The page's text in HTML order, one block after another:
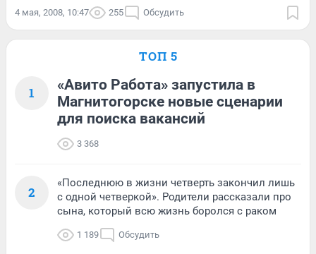
4 мая, 2008, 10:47 255 Обсудить
ТОП 5
1
«Авито Работа» запустила в
Магнитогорске новые сценарии
для поиска вакансий
3 368
2
«Последнюю в жизни четверть закончил лишь
с одной четверкой». Родители рассказали про
сына, который всю жизнь боролся с раком
1 189 Обсудить